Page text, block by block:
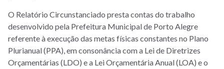
O Relatório Circunstanciado presta contas do trabalho
desenvolvido pela Prefeitura Municipal de Porto Alegre
referente à execução das metas físicas constantes no Plano
Plurianual (PPA), em consonância com a Lei de Diretrizes
Orçamentárias (LDO) e a Lei Orçamentária Anual (LOA) e o